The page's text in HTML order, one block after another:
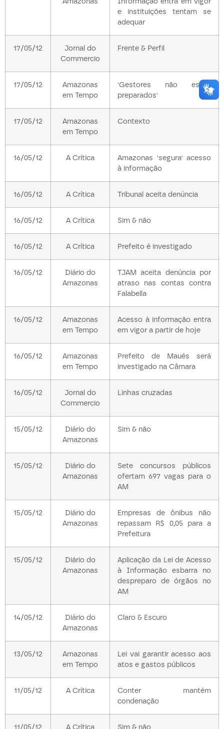
e instituições tentam se
adequar
17/05/12
Jornal do
Commercio
Frente & Perfil
17/05/12
Amazonas
em Tempo
'Gestores não estão
preparados'
17/05/12
Amazonas
em Tempo
Contexto
16/05/12 A Crítica
Amazonas 'segura' acesso
à informação
16/05/12 A Crítica Tribunal aceita denúncia
16/05/12 A Crítica Sim & não
16/05/12 A Crítica Prefeito é investigado
16/05/12
Diário do
Amazonas
TJAM aceita denúncia por
atraso nas contas contra
Falabella
16/05/12
Amazonas
em Tempo
Acesso à informação entra
em vigor a partir de hoje
16/05/12
Amazonas
em Tempo
Prefeito de Maués será
investigado na Câmara
16/05/12
Jornal do
Commercio
Linhas cruzadas
15/05/12
Diário do
Amazonas
Sim & não
15/05/12
Diário do
Amazonas
Sete concursos públicos
ofertam 697 vagas para o
AM
15/05/12
Diário do
Amazonas
Empresas de ônibus não
repassam R$ 0,05 para a
Prefeitura
15/05/12
Diário do
Amazonas
Aplicação da Lei de Acesso
à Informação esbarra no
despreparo de órgãos no
AM
14/05/12
Diário do
Amazonas
Claro & Escuro
13/05/12
Amazonas
em Tempo
Lei vai garantir acesso aos
atos e gastos públicos
11/05/12 A Crítica
Conter mantém
condenação
11/05/12 A Crítica Sim & não